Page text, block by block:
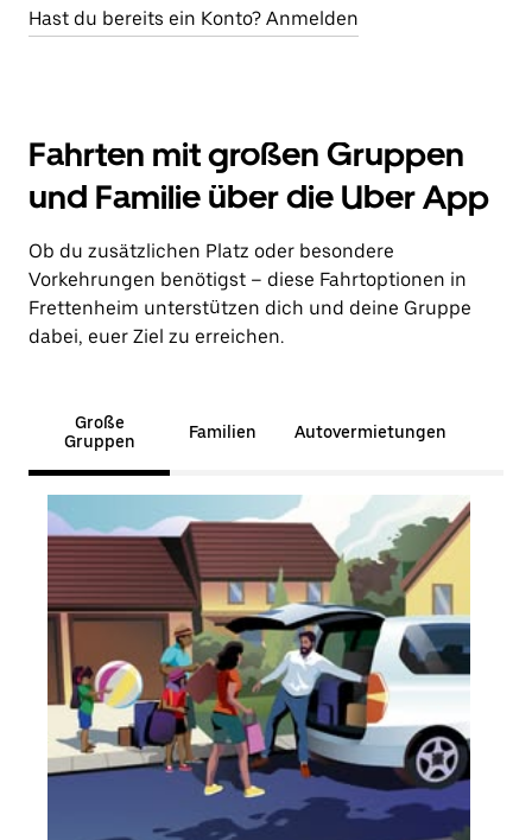
Hast du bereits ein Konto? Anmelden
Fahrten mit großen Gruppen
und Familie über die Uber App
Ob du zusätzlichen Platz oder besondere
Vorkehrungen benötigst – diese Fahrtoptionen in
Frettenheim unterstützen dich und deine Gruppe
dabei, euer Ziel zu erreichen.
Große
Gruppen
Familien Autovermietungen